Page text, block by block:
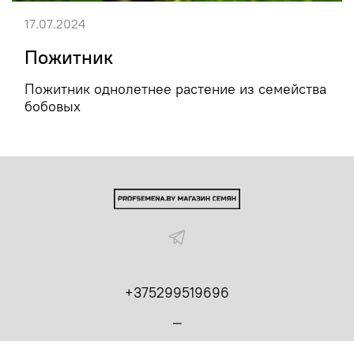
Пожитник
Пожитник однолетнее растение из семейства
бобовых
17.07.2024
+375299519696